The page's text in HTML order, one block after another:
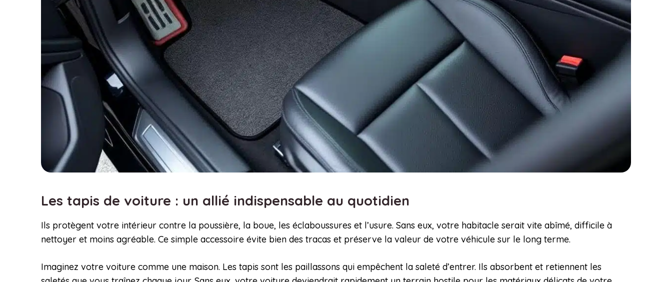
Les tapis de voiture : un allié indispensable au quotidien
Ils protègent votre intérieur contre la poussière, la boue, les éclaboussures et l’usure. Sans eux, votre habitacle serait vite abîmé, difficile à
nettoyer et moins agréable. Ce simple accessoire évite bien des tracas et préserve la valeur de votre véhicule sur le long terme.
Imaginez votre voiture comme une maison. Les tapis sont les paillassons qui empêchent la saleté d’entrer. Ils absorbent et retiennent les